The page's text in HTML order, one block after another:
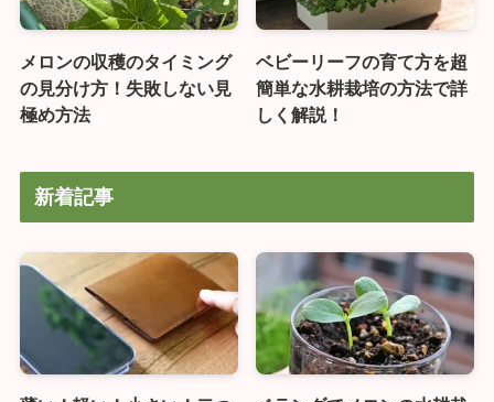
メロンの収穫のタイミング
の見分け方！失敗しない見
極め方法
ベビーリーフの育て方を超
簡単な水耕栽培の方法で詳
しく解説！
新着記事